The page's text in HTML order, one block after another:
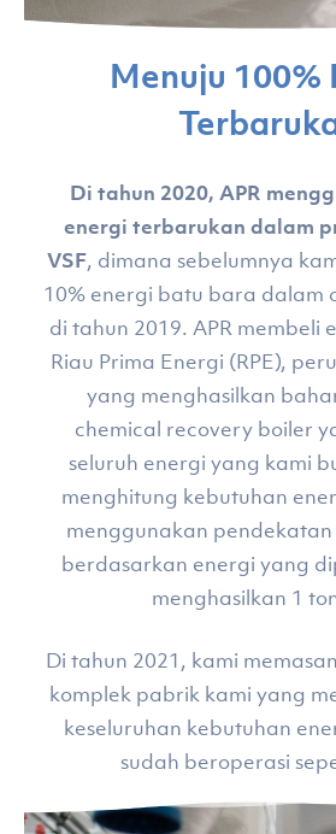
Menuju 100%
Di tahun 2020, APR
energi terbarukan dalam
VSF, dimana sebelumnya
10% energi batu bara dalam
di tahun 2019. APR membeli
Riau Prima Energi (RPE),
yang menghasilkan
chemical recovery boiler
seluruh energi yang kami
menghitung kebutuhan
menggunakan pendekatan
berdasarkan energi yang
menghasilkan 1
Di tahun 2021, kami
komplek pabrik kami yang
keseluruhan kebutuhan
sudah beroperasi